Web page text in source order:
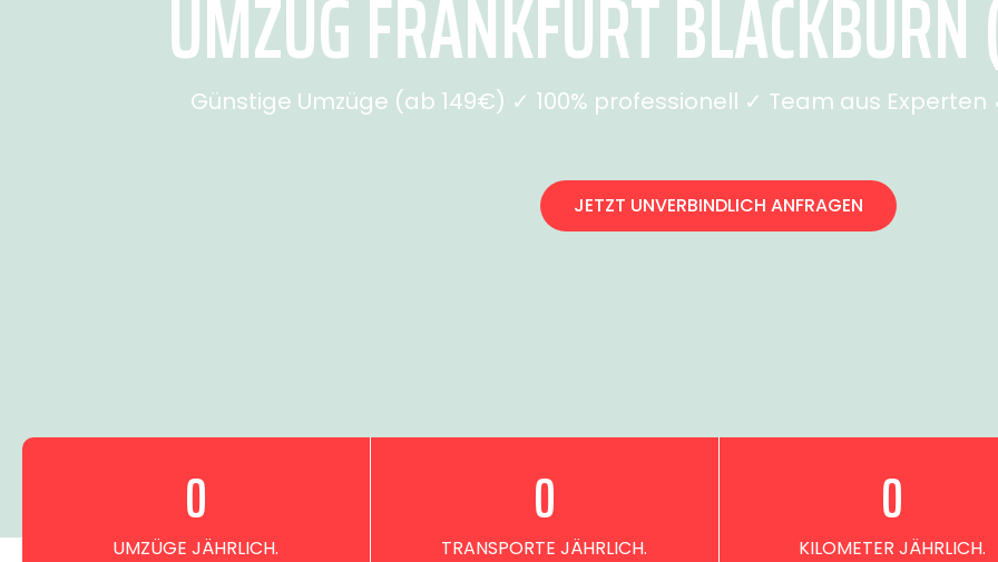
UMZUG FRANKFURT
Günstige Umzüge (ab 149€) ✓ 100% professionell ✓ Team aus
JETZT UNVERBINDLICH ANFRAGEN
UMZÜGE JÄHRLICH.
0
TRANSPORTE JÄHRLICH.
0
KILOMETER JÄHRLICH.
0